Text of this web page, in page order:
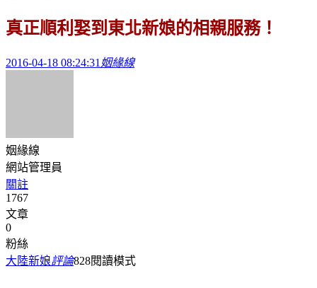
真正順利娶到東北新娘的相親服務！
2016-04-18 08:24:31 姻緣線
姻緣線
網站管理員
關註
1767
文章
0
粉絲
大陸新娘評論828閱讀模式